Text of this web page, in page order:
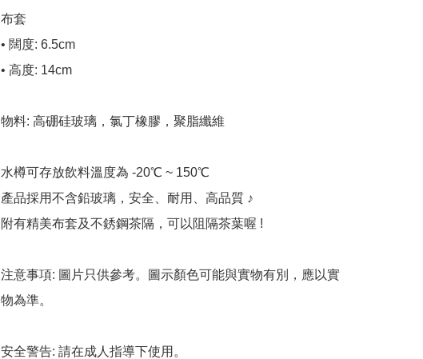
布套
• 闊度: 6.5cm
• 高度: 14cm
物料: 高硼硅玻璃，氯丁橡膠，聚脂纖維
水樽可存放飲料溫度為 -20℃ ~ 150℃
產品採用不含鉛玻璃，安全、耐用、高品質 ♪
附有精美布套及不銹鋼茶隔，可以阻隔茶葉喔 !
注意事項: 圖片只供參考。圖示顏色可能與實物有別，應以實
物為準。
安全警告: 請在成人指導下使用。